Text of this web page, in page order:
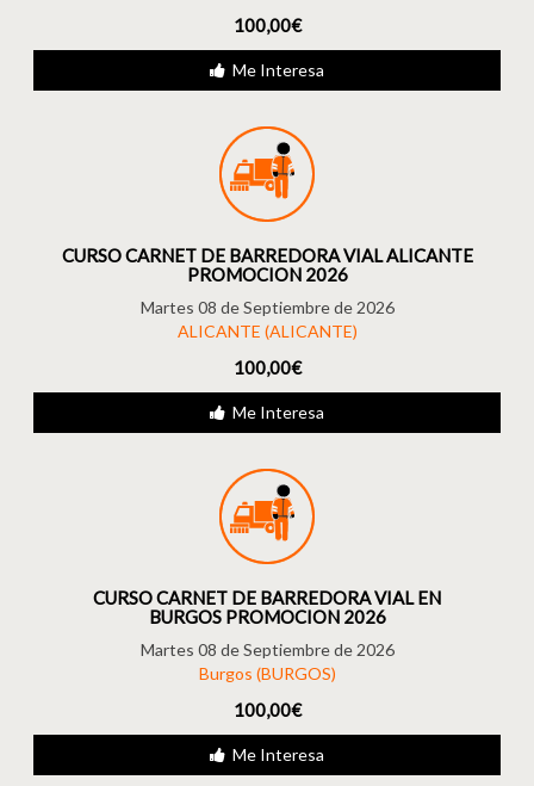
100,00€
Me Interesa
CURSO CARNET DE BARREDORA VIAL ALICANTE
PROMOCION 2026
Martes 08 de Septiembre de 2026
ALICANTE (ALICANTE)
100,00€
Me Interesa
CURSO CARNET DE BARREDORA VIAL EN
BURGOS PROMOCION 2026
Martes 08 de Septiembre de 2026
Burgos (BURGOS)
100,00€
Me Interesa